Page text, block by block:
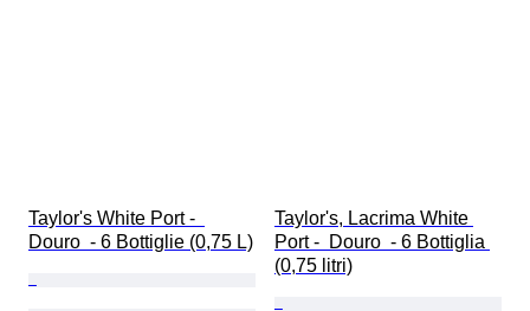
Taylor's White Port -
Douro  - 6 Bottiglie (0,75 L)
Taylor's, Lacrima White
Port -  Douro  - 6 Bottiglia
(0,75 litri)